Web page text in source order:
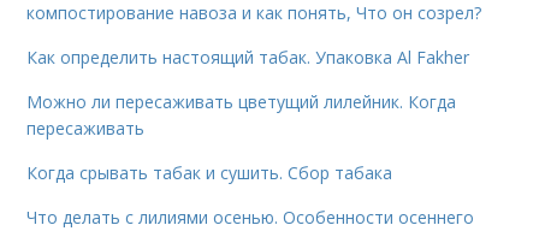
компостирование навоза и как понять, Что он созрел?
Как определить настоящий табак. Упаковка Al Fakher
Можно ли пересаживать цветущий лилейник. Когда
пересаживать
Когда срывать табак и сушить. Сбор табака
Что делать с лилиями осенью. Особенности осеннего